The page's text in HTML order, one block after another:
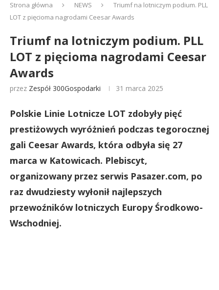
Strona główna NEWS
Triumf na lotniczym podium. PLL
LOT z pięcioma nagrodami Ceesar Awards
Triumf na lotniczym podium. PLL
LOT z pięcioma nagrodami Ceesar
Awards
przez Zespół 300Gospodarki 31 marca 2025
Polskie Linie Lotnicze LOT zdobyły pięć
prestiżowych wyróżnień podczas tegorocznej
gali Ceesar Awards, która odbyła się 27
marca w Katowicach. Plebiscyt,
organizowany przez serwis Pasazer.com, po
raz dwudziesty wyłonił najlepszych
przewoźników lotniczych Europy Środkowo-
Wschodniej.